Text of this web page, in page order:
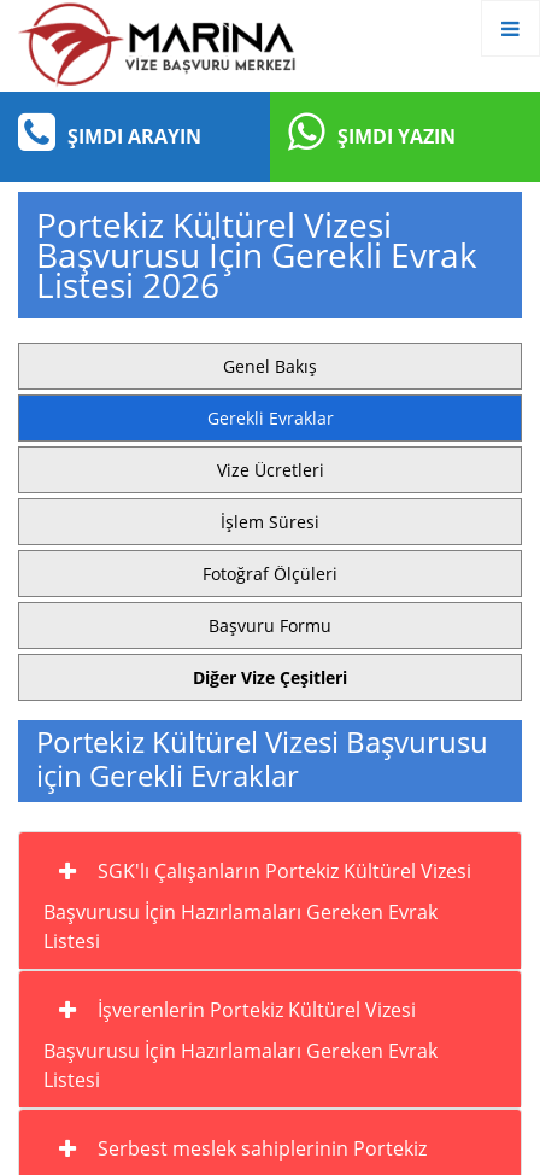
ŞIMDI ARAYIN ŞIMDI YAZIN
Portekiz Kültürel Vizesi
Başvurusu İçin Gerekli Evrak
Listesi 2026
Genel Bakış
Gerekli Evraklar
Vize Ücretleri
İşlem Süresi
Fotoğraf Ölçüleri
Başvuru Formu
Diğer Vize Çeşitleri
Portekiz Kültürel Vizesi Başvurusu
için Gerekli Evraklar
SGK'lı Çalışanların Portekiz Kültürel Vizesi
Başvurusu İçin Hazırlamaları Gereken Evrak
Listesi
İşverenlerin Portekiz Kültürel Vizesi
Başvurusu İçin Hazırlamaları Gereken Evrak
Listesi
Serbest meslek sahiplerinin Portekiz